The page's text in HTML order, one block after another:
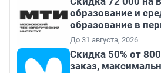
образование и
образование в
До 31 августа, 2026
Скидка 50% от
заказ,